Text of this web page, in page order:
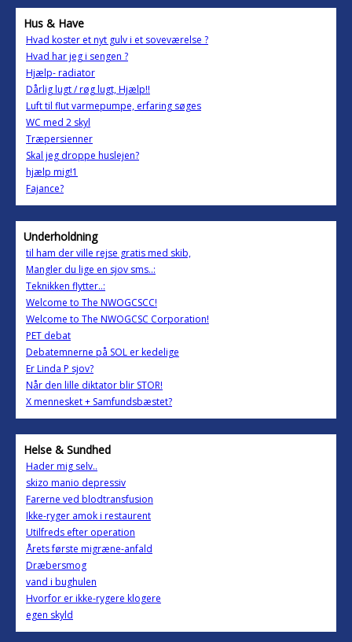
Hus & Have
Hvad koster et nyt gulv i et soveværelse ?
Hvad har jeg i sengen ?
Hjælp- radiator
Dårlig lugt / røg lugt, Hjælp!!
Luft til flut varmepumpe, erfaring søges
WC med 2 skyl
Træpersienner
Skal jeg droppe huslejen?
hjælp mig!1
Fajance?
Underholdning
til ham der ville rejse gratis med skib,
Mangler du lige en sjov sms..:
Teknikken flytter..:
Welcome to The NWOGCSCC!
Welcome to The NWOGCSC Corporation!
PET debat
Debatemnerne på SOL er kedelige
Er Linda P sjov?
Når den lille diktator blir STOR!
X mennesket + Samfundsbæstet?
Helse & Sundhed
Hader mig selv..
skizo manio depressiv
Farerne ved blodtransfusion
Ikke-ryger amok i restaurent
Utilfreds efter operation
Årets første migræne-anfald
Dræbersmog
vand i bughulen
Hvorfor er ikke-rygere klogere
egen skyld